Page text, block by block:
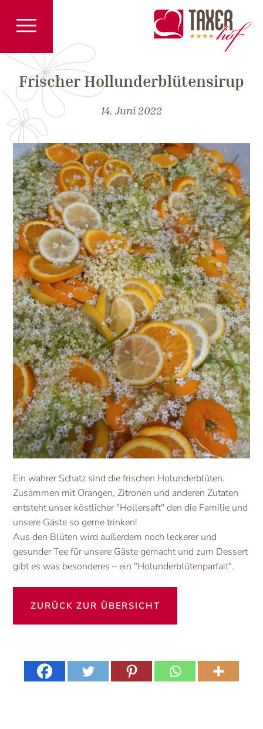
Frischer Hollunderblütensirup
14. Juni 2022
Ein wahrer Schatz sind die frischen Holunderblüten.
Zusammen mit Orangen, Zitronen und anderen Zutaten
entsteht unser köstlicher "Hollersaft" den die Familie und
unsere Gäste so gerne trinken!
Aus den Blüten wird außerdem noch leckerer und
gesunder Tee für unsere Gäste gemacht und zum Dessert
gibt es was besonderes – ein "Holunderblütenparfait".
ZURÜCK ZUR ÜBERSICHT